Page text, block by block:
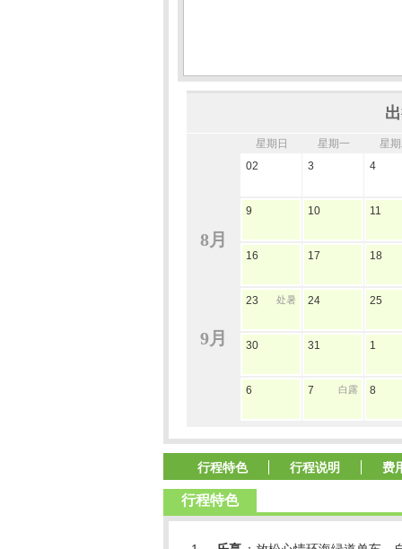
8月
9月
星期日 星期一
星
02
3 4
9 10 11
16 17 18
23 处暑 24 25
30 31 1
6 7 白露 8
行程特色 行程说明 费
行程特色